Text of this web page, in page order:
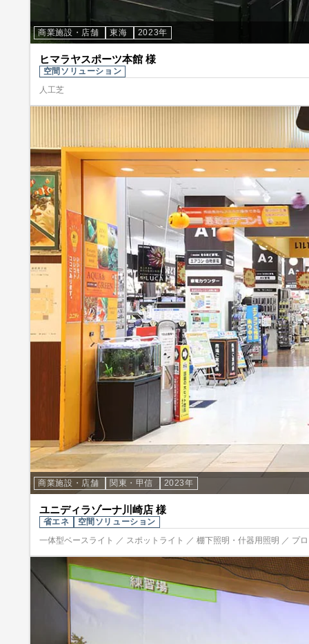
商業施設・店舗 東海 2023年
ヒマラヤスポーツ本館 様
空間ソリューション
人工芝
商業施設・店舗 関東・甲信 2023年
ユニディラゾーナ川崎店 様
省エネ
空間ソリューション
一体型ベースライト ／ スポットライト ／ 棚下照明・什器用照明 ／ プ